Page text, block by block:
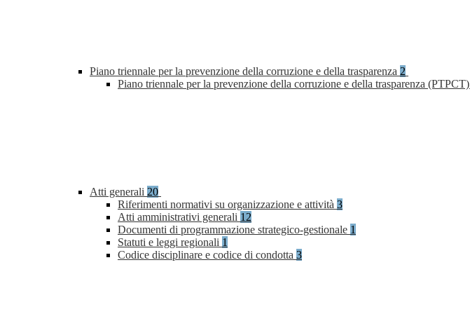
Piano triennale per la prevenzione della corruzione e della trasparenza 2
Piano triennale per la prevenzione della corruzione e della trasparenza (PTPCT)
Atti generali 20
Riferimenti normativi su organizzazione e attività 3
Atti amministrativi generali 12
Documenti di programmazione strategico-gestionale 1
Statuti e leggi regionali 1
Codice disciplinare e codice di condotta 3